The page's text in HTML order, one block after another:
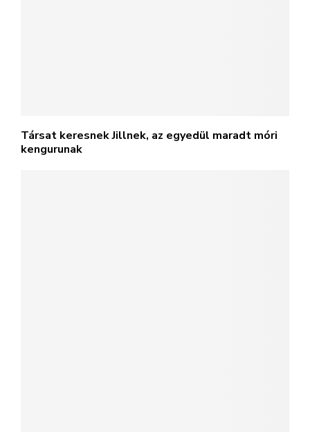
Társat keresnek Jillnek, az egyedül maradt móri
kengurunak